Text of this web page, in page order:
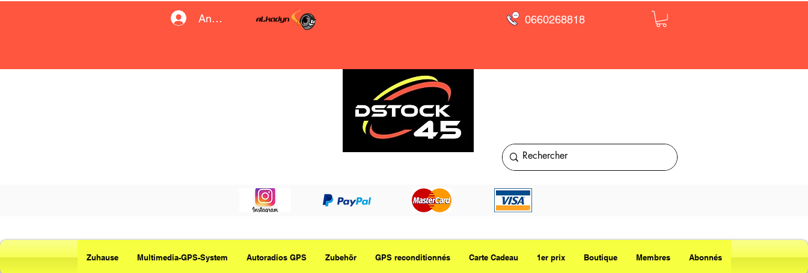
Anmelden 0660268818
Zuhause Multimedia-GPS-System Autoradios GPS Zubehör GPS reconditionnés Carte Cadeau 1er prix Boutique Membres Abonnés